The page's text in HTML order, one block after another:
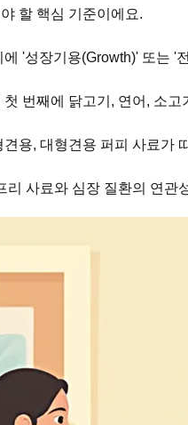
할 핵심 기준이에요.
에 '성장기용(Growth)' 또는 '
첫 번째에 닭고기, 연어, 소
견용, 대형견용 퍼피 사료가
리 사료와 심장 질환의 연